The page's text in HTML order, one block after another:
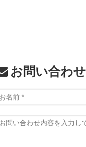
お問い合わせ